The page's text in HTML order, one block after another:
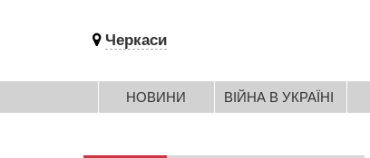
Черкаси
НОВИНИ ВІЙНА В УКРАЇНІ